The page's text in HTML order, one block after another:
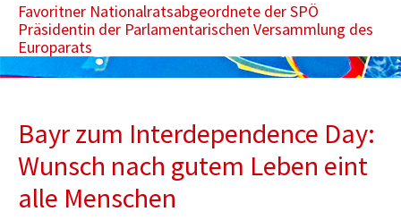
Favoritner Nationalratsabgeordnete der SPÖ
Präsidentin der Parlamentarischen Versammlung des
Europarats
Bayr zum Interdependence Day:
Wunsch nach gutem Leben eint
alle Menschen